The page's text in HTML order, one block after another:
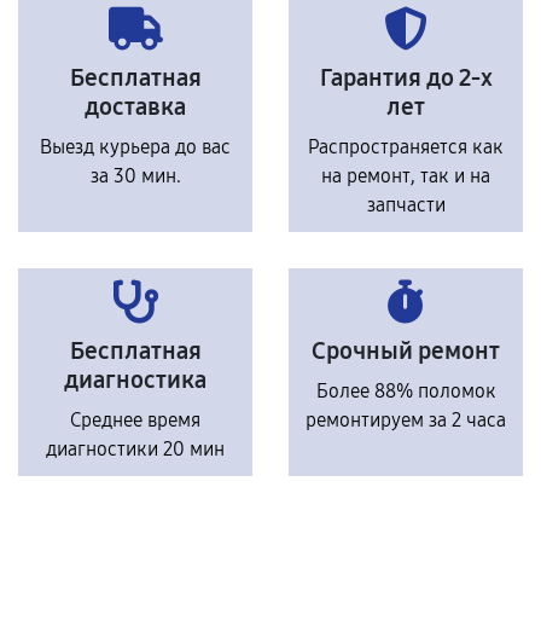
Бесплатная
доставка
Выезд курьера до вас
за 30 мин.
Гарантия до 2-х
лет
Распространяется как
на ремонт, так и на
запчасти
Бесплатная
диагностика
Среднее время
диагностики 20 мин
Срочный ремонт
Более 88% поломок
ремонтируем за 2 часа